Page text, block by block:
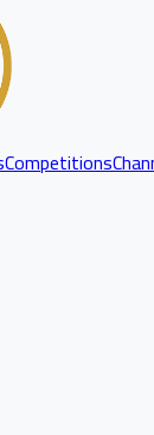
Competitions